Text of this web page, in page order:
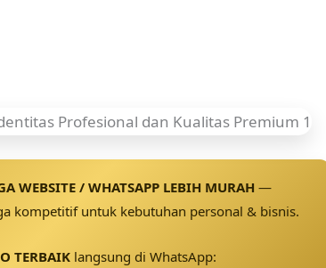
WEBSITE / WHATSAPP LEBIH MURAH—
kompetitif untuk kebutuhan personal & bisnis.
TERBAIK langsung di WhatsApp: